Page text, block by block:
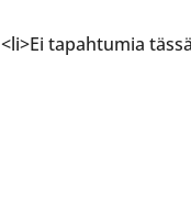
<li>Ei tapahtumia